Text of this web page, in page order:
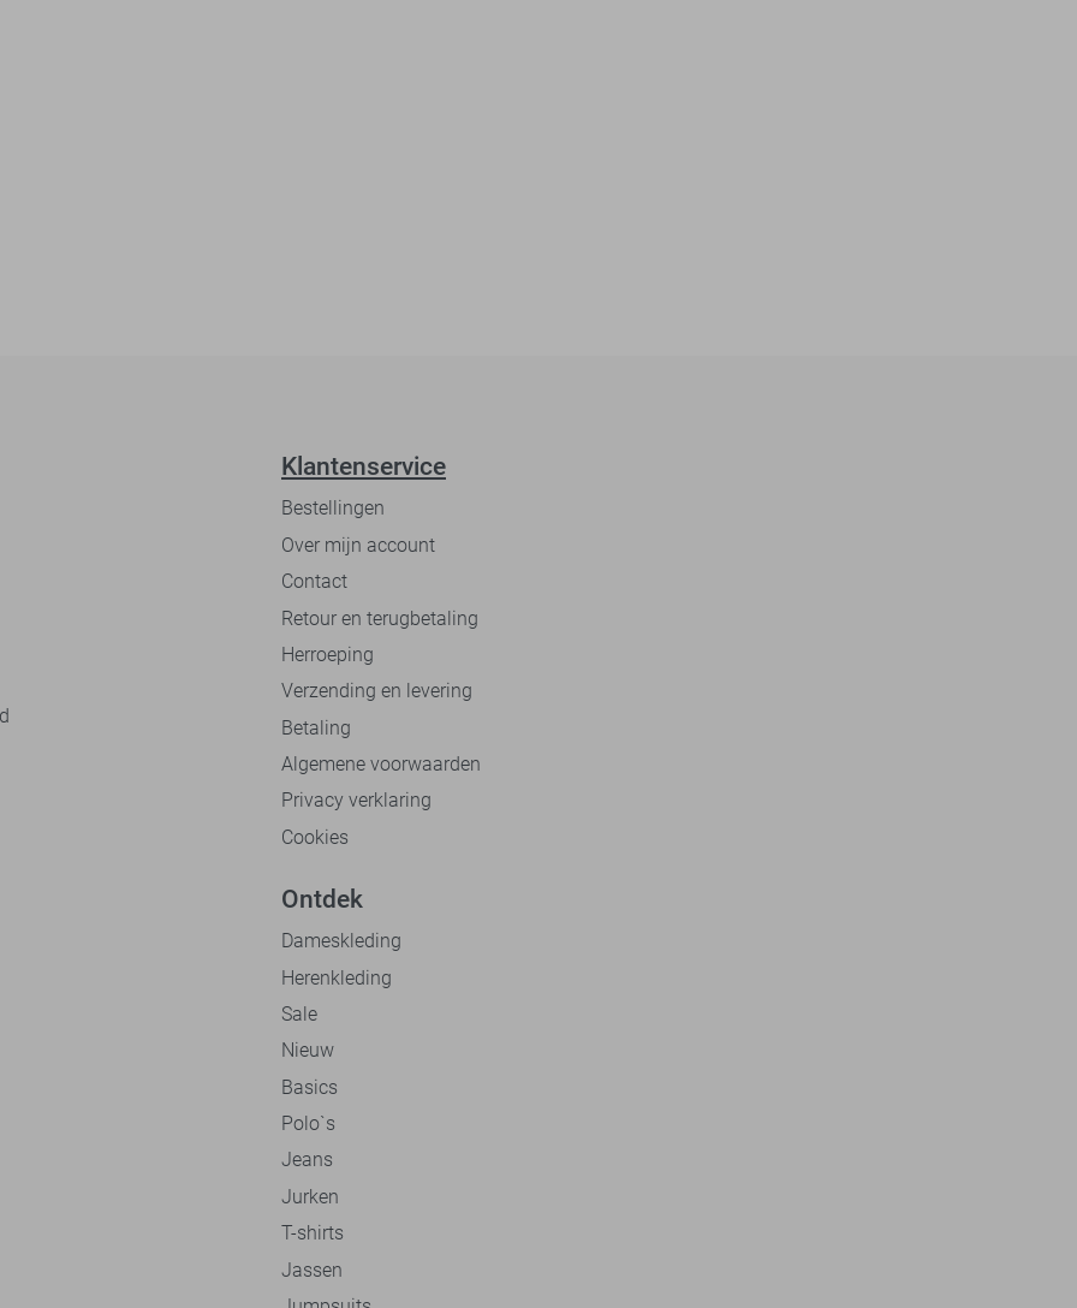
Klantenservice
Bestellingen
Over mijn account
Contact
Retour en terugbetaling
Herroeping
Verzending en levering
Betaling
Algemene voorwaarden
Privacy verklaring
Cookies
Ontdek
Dameskleding
Herenkleding
Sale
Nieuw
Basics
Polo`s
Jeans
Jurken
T-shirts
Jassen